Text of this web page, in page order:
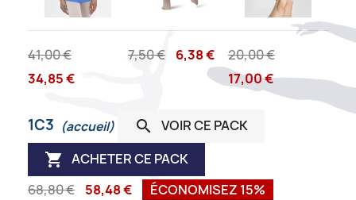
41,00 €
34,85 €
7,50 € 6,38 €
20,00 €
17,00 €
1C3 (accueil)  VOIR CE PACK
 ACHETER CE PACK
68,80 €
58,48 € ÉCONOMISEZ 15%